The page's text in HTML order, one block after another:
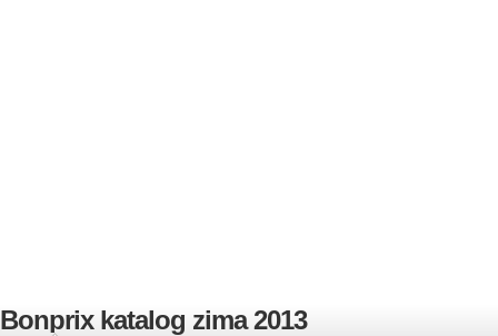
Bonprix katalog zima 2013